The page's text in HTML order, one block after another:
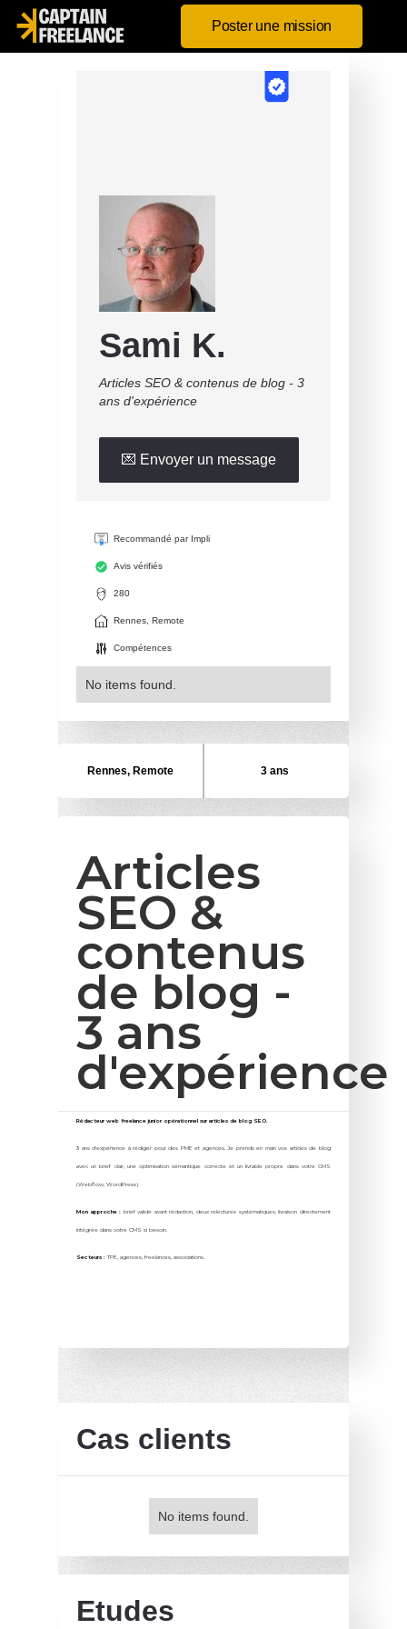
Poster une mission
Sami K.
Articles SEO & contenus de blog - 3
ans d'expérience
💌 Envoyer un message
Recommandé par Impli
Avis vérifiés
280
Rennes, Remote
Compétences
No items found.
Rennes, Remote 3 ans
Articles
SEO &
contenus
de blog -
3 ans
d'expérience
Rédacteur web freelance junior opérationnel sur articles de blog SEO.
3 ans d'expérience à rédiger pour des PME et agences. Je prends en main vos articles de blog
avec un brief clair, une optimisation sémantique correcte et un livrable propre dans votre CMS
(Webflow, WordPress).
Mon approche : brief validé avant rédaction, deux relectures systématiques, livraison directement
intégrée dans votre CMS si besoin.
Secteurs : TPE, agences, freelances, associations.
Cas clients
No items found.
Etudes